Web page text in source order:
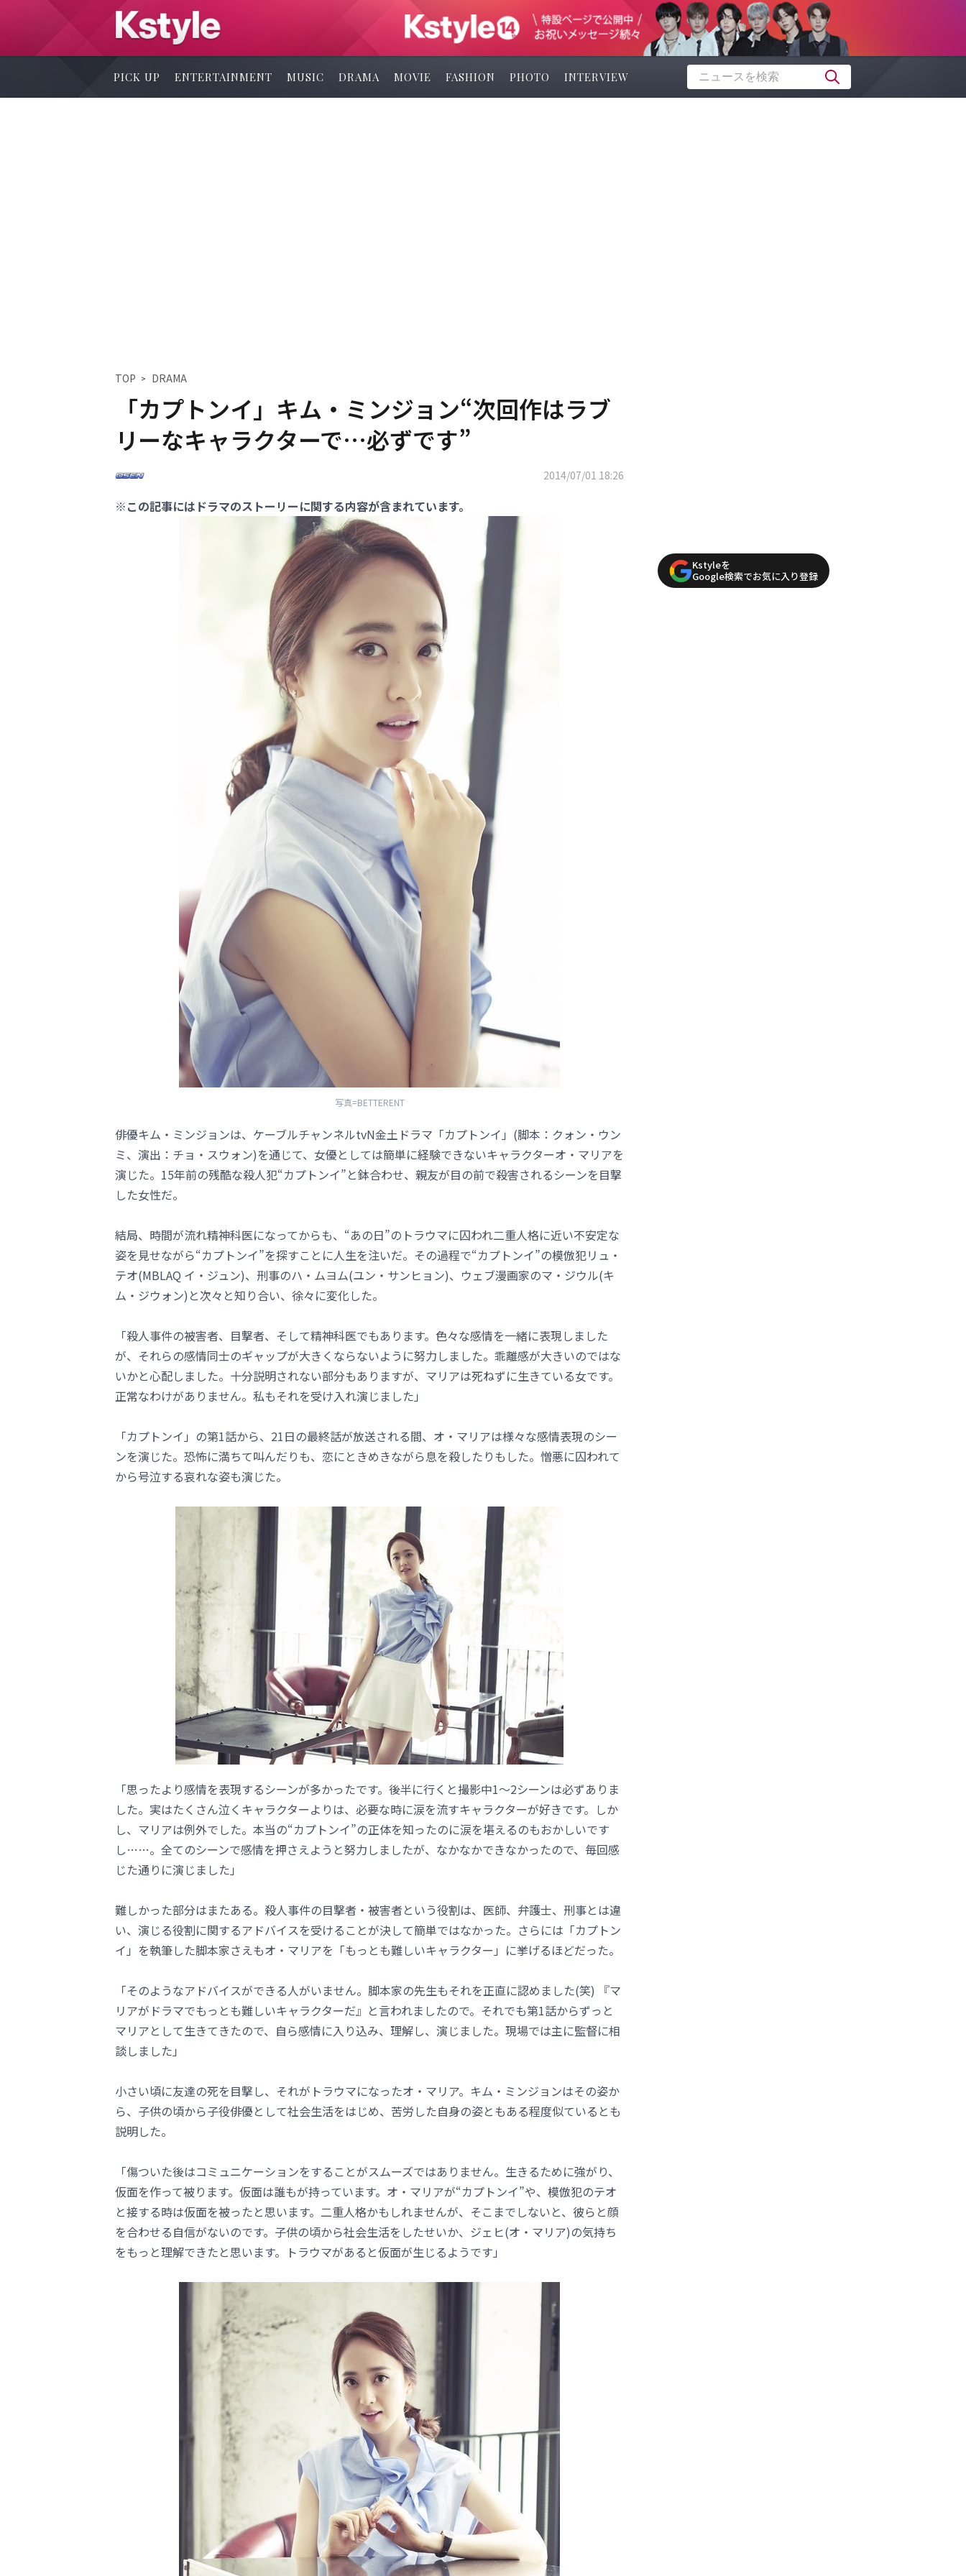
PICK UP ENTERTAINMENT MUSIC DRAMA MOVIE FASHION PHOTO INTERVIEW
TOP DRAMA
「カプトンイ」キム・ミンジョン“次回作はラブ
リーなキャラクターで…必ずです”
2014/07/01 18:26
※この記事にはドラマのストーリーに関する内容が含まれています。
写真=BETTERENT
俳優キム・ミンジョンは、ケーブルチャンネルtvN金土ドラマ「カプトンイ」(脚本：クォン・ウン
ミ、演出：チョ・スウォン)を通じて、女優としては簡単に経験できないキャラクターオ・マリアを
演じた。15年前の残酷な殺人犯“カプトンイ”と鉢合わせ、親友が目の前で殺害されるシーンを目撃
した女性だ。
結局、時間が流れ精神科医になってからも、“あの日”のトラウマに囚われ二重人格に近い不安定な
姿を見せながら“カプトンイ”を探すことに人生を注いだ。その過程で“カプトンイ”の模倣犯リュ・
テオ(MBLAQ イ・ジュン)、刑事のハ・ムヨム(ユン・サンヒョン)、ウェブ漫画家のマ・ジウル(キ
ム・ジウォン)と次々と知り合い、徐々に変化した。
「殺人事件の被害者、目撃者、そして精神科医でもあります。色々な感情を一緒に表現しました
が、それらの感情同士のギャップが大きくならないように努力しました。乖離感が大きいのではな
いかと心配しました。十分説明されない部分もありますが、マリアは死ねずに生きている女です。
正常なわけがありません。私もそれを受け入れ演じました」
「カプトンイ」の第1話から、21日の最終話が放送される間、オ・マリアは様々な感情表現のシー
ンを演じた。恐怖に満ちて叫んだりも、恋にときめきながら息を殺したりもした。憎悪に囚われて
から号泣する哀れな姿も演じた。
「思ったより感情を表現するシーンが多かったです。後半に行くと撮影中1～2シーンは必ずありま
した。実はたくさん泣くキャラクターよりは、必要な時に涙を流すキャラクターが好きです。しか
し、マリアは例外でした。本当の“カプトンイ”の正体を知ったのに涙を堪えるのもおかしいです
し……。全てのシーンで感情を押さえようと努力しましたが、なかなかできなかったので、毎回感
じた通りに演じました」
難しかった部分はまたある。殺人事件の目撃者・被害者という役割は、医師、弁護士、刑事とは違
い、演じる役割に関するアドバイスを受けることが決して簡単ではなかった。さらには「カプトン
イ」を執筆した脚本家さえもオ・マリアを「もっとも難しいキャラクター」に挙げるほどだった。
「そのようなアドバイスができる人がいません。脚本家の先生もそれを正直に認めました(笑) 『マ
リアがドラマでもっとも難しいキャラクターだ』と言われましたので。それでも第1話からずっと
マリアとして生きてきたので、自ら感情に入り込み、理解し、演じました。現場では主に監督に相
談しました」
小さい頃に友達の死を目撃し、それがトラウマになったオ・マリア。キム・ミンジョンはその姿か
ら、子供の頃から子役俳優として社会生活をはじめ、苦労した自身の姿ともある程度似ているとも
説明した。
「傷ついた後はコミュニケーションをすることがスムーズではありません。生きるために強がり、
仮面を作って被ります。仮面は誰もが持っています。オ・マリアが“カプトンイ”や、模倣犯のテオ
と接する時は仮面を被ったと思います。二重人格かもしれませんが、そこまでしないと、彼らと顔
を合わせる自信がないのです。子供の頃から社会生活をしたせいか、ジェヒ(オ・マリア)の気持ち
をもっと理解できたと思います。トラウマがあると仮面が生じるようです」
Kstyleを
Google検索でお気に入り登録